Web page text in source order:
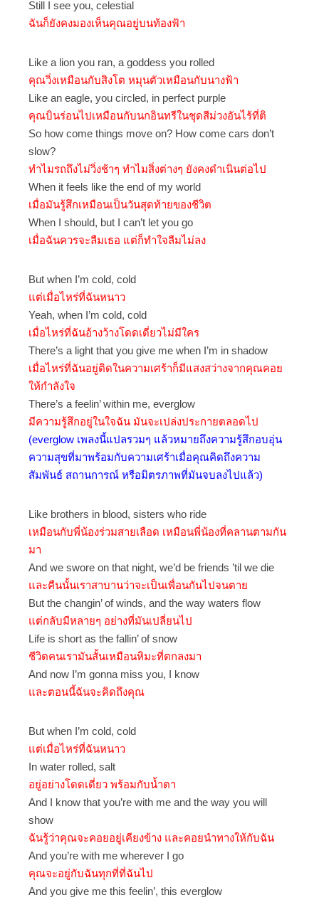
Still I see you, celestial
ฉันก็ยังคงมองเห็นคุณอยู่บนท้องฟ้า
Like a lion you ran, a goddess you rolled
คุณวิ่งเหมือนกับสิงโต หมุนตัวเหมือนกับนางฟ้า
Like an eagle, you circled, in perfect purple
คุณบินร่อนไปเหมือนกับนกอินทรีในชุดสีม่วงอันไร้ที่ติ
So how come things move on? How come cars don’t
slow?
ทำไมรถถึงไม่วิ่งช้าๆ ทำไมสิ่งต่างๆ ยังคงดำเนินต่อไป
When it feels like the end of my world
เมื่อมันรู้สึกเหมือนเป็นวันสุดท้ายของชีวิต
When I should, but I can’t let you go
เมื่อฉันควรจะลืมเธอ แต่ก็ทำใจลืมไม่ลง
But when I’m cold, cold
แต่เมื่อไหร่ที่ฉันหนาว
Yeah, when I’m cold, cold
เมื่อไหร่ที่ฉันอ้างว้างโดดเดี่ยวไม่มีใคร
There’s a light that you give me when I’m in shadow
เมื่อไหร่ที่ฉันอยู่ติดในความเศร้าก็มีแสงสว่างจากคุณคอย
ให้กำลังใจ
There’s a feelin’ within me, everglow
มีความรู้สึกอยู่ในใจฉัน มันจะเปล่งประกายตลอดไป
(everglow เพลงนี้แปลรวมๆ แล้วหมายถึงความรู้สึกอบอุ่น
ความสุขที่มาพร้อมกับความเศร้าเมื่อคุณคิดถึงความ
สัมพันธ์ สถานการณ์ หรือมิตรภาพที่มันจบลงไปแล้ว)
Like brothers in blood, sisters who ride
เหมือนกับพี่น้องร่วมสายเลือด เหมือนพี่น้องที่คลานตามกัน
มา
And we swore on that night, we’d be friends ’til we die
และคืนนั้นเราสาบานว่าจะเป็นเพื่อนกันไปจนตาย
But the changin’ of winds, and the way waters flow
แต่กลับมีหลายๆ อย่างที่มันเปลี่ยนไป
Life is short as the fallin’ of snow
ชีวิตคนเรามันสั้นเหมือนหิมะที่ตกลงมา
And now I’m gonna miss you, I know
และตอนนี้ฉันจะคิดถึงคุณ
But when I’m cold, cold
แต่เมื่อไหร่ที่ฉันหนาว
In water rolled, salt
อยู่อย่างโดดเดี่ยว พร้อมกับน้ำตา
And I know that you’re with me and the way you will
show
ฉันรู้ว่าคุณจะคอยอยู่เคียงข้าง และคอยนำทางให้กับฉัน
And you’re with me wherever I go
คุณจะอยู่กับฉันทุกที่ที่ฉันไป
And you give me this feelin’, this everglow